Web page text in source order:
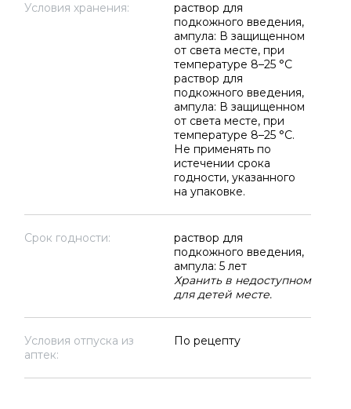
Условия хранения:
раствор для
подкожного введения,
ампула: В защищенном
от света месте, при
температуре 8–25 °C
раствор для
подкожного введения,
ампула: В защищенном
от света месте, при
температуре 8–25 °C.
Не применять по
истечении срока
годности, указанного
на упаковке.
Срок годности:
раствор для
подкожного введения,
ампула: 5 лет
Хранить в недоступном
для детей месте.
Условия отпуска из
аптек:
По рецепту